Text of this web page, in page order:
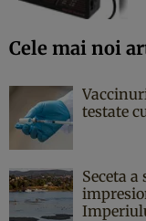
Cele mai noi
testate
Seceta